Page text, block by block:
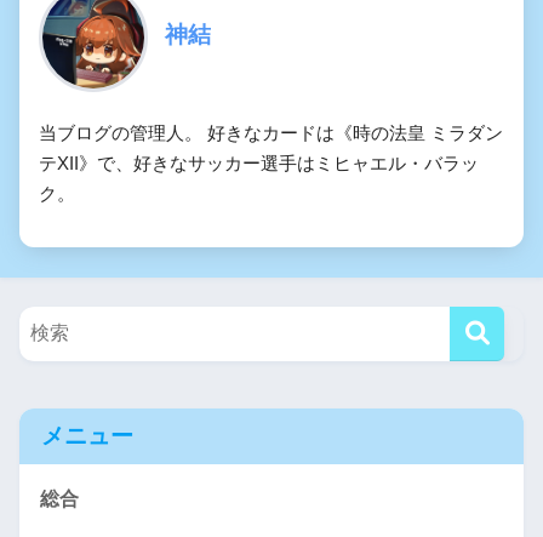
神結
当ブログの管理人。 好きなカードは《時の法皇 ミラダン
テXII》で、好きなサッカー選手はミヒャエル・バラッ
ク。
メニュー
総合